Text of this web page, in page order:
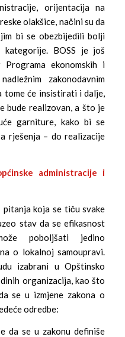
orijentacija na
olakšice, načini su da
bi se obezbijedili bolji
kategorije. BOSS je još
ekonomskih i
zakonodavnim
tome će insistirati i dalje,
bude realizovan, a što je
garniture, kako bi se
rješenja – do realizacije
administracije i
pitanja koja se tiču svake
stav da se efikasnost
poboljšati jedino
o lokalnoj samoupravi.
izabrani u Opštinsko
organizacija, kao što
se u izmjene zakona o
odredbe:
se u zakonu definiše